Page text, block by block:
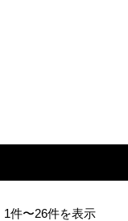
件〜26件を表示
スタッフ紹介